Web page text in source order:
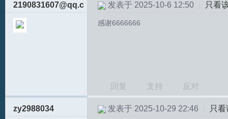
2190831607@qq.c 发表于 2025-10-6 12:50 只看
感谢6666666
回复 支持 反对
zy2988034 发表于 2025-10-29 22:46 只